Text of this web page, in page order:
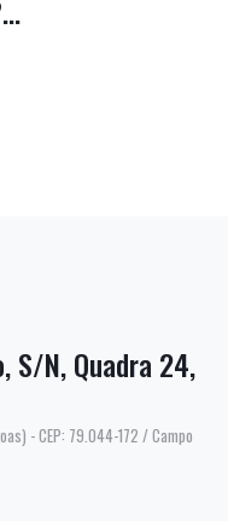
S/N, Quadra 24,
- CEP: 79.044-172 / Campo